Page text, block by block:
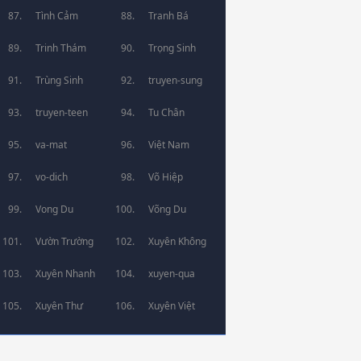
Tình Cảm Tranh Bá
Trinh Thám Trọng Sinh
Trùng Sinh truyen-sung
truyen-teen Tu Chân
va-mat Việt Nam
vo-dich Võ Hiệp
Vong Du Võng Du
Vườn Trường Xuyên Không
Xuyên Nhanh xuyen-qua
Xuyên Thư Xuyên Việt